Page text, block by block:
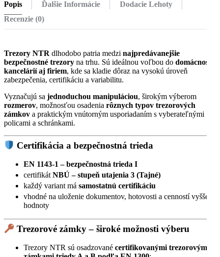
Popis Ďalšie Informácie
Dodacie Lehoty
Recenzie (0)
Trezory NTR dlhodobo patria medzi najpredávanejšie
bezpečnostné trezory na trhu. Sú ideálnou voľbou do domácností,
kancelárií aj firiem, kde sa kladie dôraz na vysokú úroveň
zabezpečenia, certifikáciu a variabilitu.
Vyznačujú sa jednoduchou manipuláciou, širokým výberom
rozmerov, možnosťou osadenia rôznych typov trezorových
zámkov a praktickým vnútorným usporiadaním s vyberateľnými
policami a schránkami.
Certifikácia a bezpečnostná trieda
EN 1143-1 – bezpečnostná trieda I
certifikát NBÚ – stupeň utajenia 3 (Tajné)
každý variant má samostatnú certifikáciu
vhodné na uloženie dokumentov, hotovosti a cenností vyššej
hodnoty
Trezorové zámky – široké možnosti výberu
Trezory NTR sú osadzované certifikovanými trezorovými